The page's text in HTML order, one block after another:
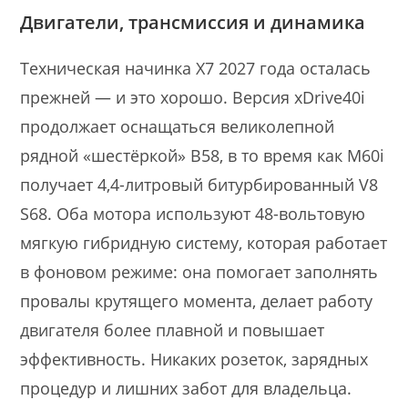
Двигатели, трансмиссия и динамика
Техническая начинка X7 2027 года осталась
прежней — и это хорошо. Версия xDrive40i
продолжает оснащаться великолепной
рядной «шестёркой» B58, в то время как M60i
получает 4,4-литровый битурбированный V8
S68. Оба мотора используют 48-вольтовую
мягкую гибридную систему, которая работает
в фоновом режиме: она помогает заполнять
провалы крутящего момента, делает работу
двигателя более плавной и повышает
эффективность. Никаких розеток, зарядных
процедур и лишних забот для владельца.